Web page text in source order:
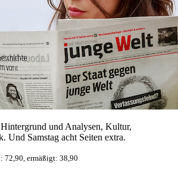
Hintergrund und Analysen, Kultur,
Und Samstag acht Seiten extra.
72,90, ermäßigt: 38,90